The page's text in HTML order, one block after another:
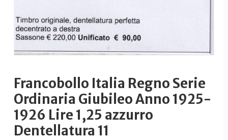
Francobollo Italia Regno Serie
Ordinaria Giubileo Anno 1925-
1926 Lire 1,25 azzurro
Dentellatura 11